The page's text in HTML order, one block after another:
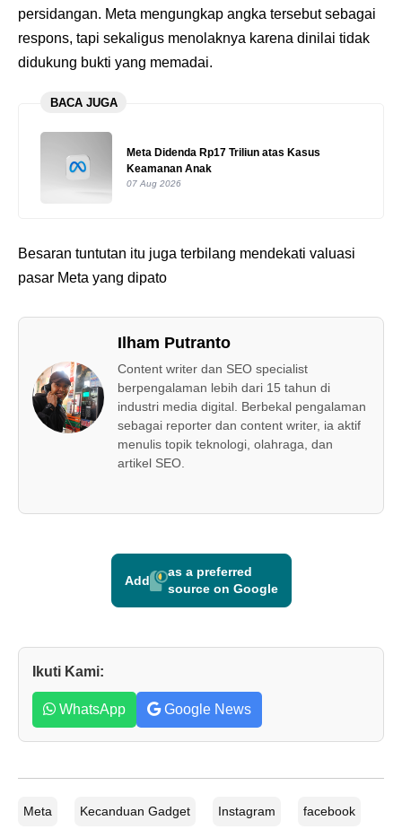
persidangan. Meta mengungkap angka tersebut sebagai
respons, tapi sekaligus menolaknya karena dinilai tidak
didukung bukti yang memadai.
BACA JUGA
Meta Didenda Rp17 Triliun atas Kasus
Keamanan Anak
07 Aug 2026
Besaran tuntutan itu juga terbilang mendekati valuasi
pasar Meta yang dipato
Ilham Putranto
Content writer dan SEO specialist
berpengalaman lebih dari 15 tahun di
industri media digital. Berbekal pengalaman
sebagai reporter dan content writer, ia aktif
menulis topik teknologi, olahraga, dan
artikel SEO.
Add
as a preferred
source on Google
Ikuti Kami:
WhatsApp Google News
Meta Kecanduan Gadget Instagram facebook